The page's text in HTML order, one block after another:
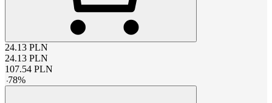
24.13 PLN
24.13 PLN
107.54 PLN
-78%